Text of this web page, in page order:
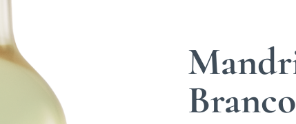
Branco